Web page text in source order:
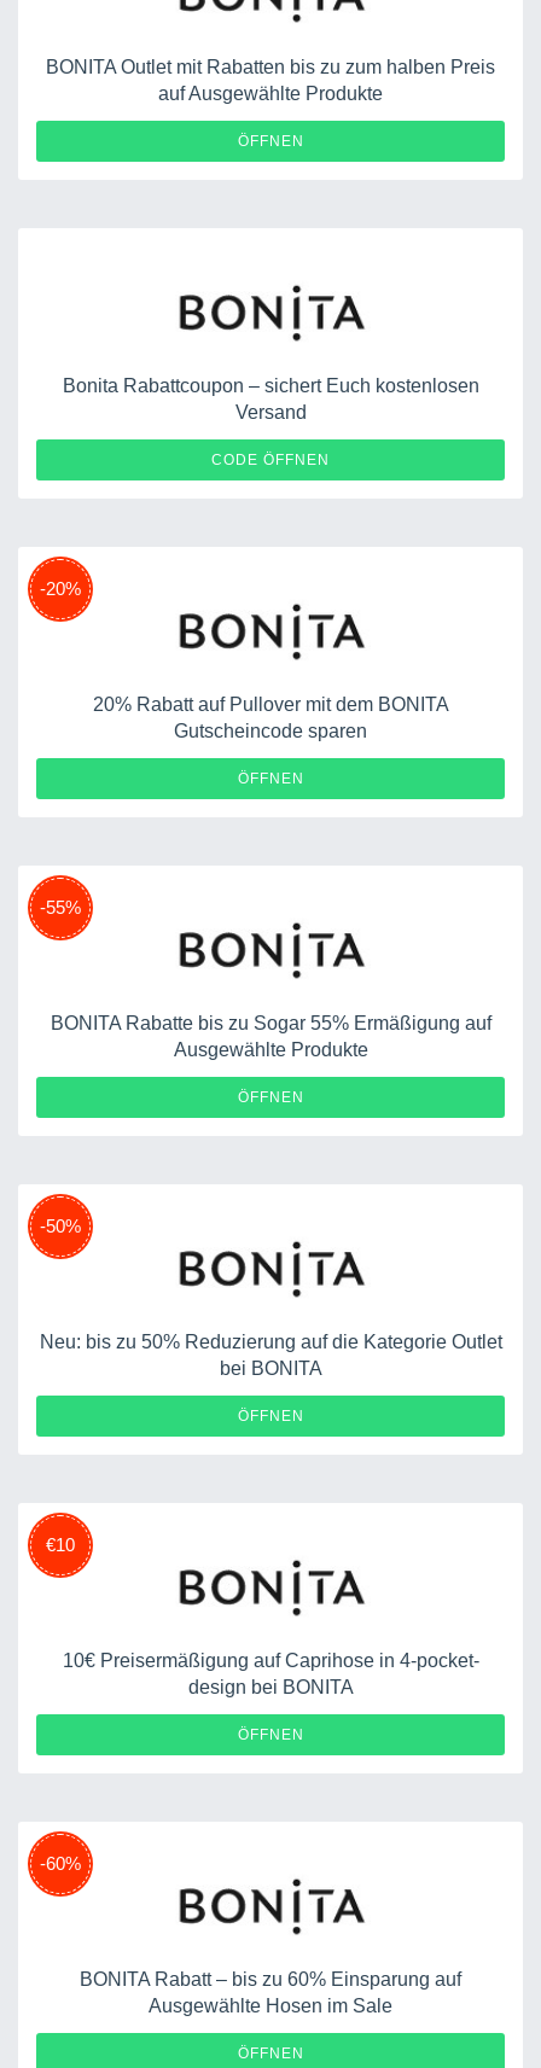
BONITA Outlet mit Rabatten bis zu zum halben Preis
auf Ausgewählte Produkte
ÖFFNEN
Bonita Rabattcoupon – sichert Euch kostenlosen
Versand
CODE ÖFFNEN
-20%
20% Rabatt auf Pullover mit dem BONITA
Gutscheincode sparen
ÖFFNEN
-55%
BONITA Rabatte bis zu Sogar 55% Ermäßigung auf
Ausgewählte Produkte
ÖFFNEN
-50%
Neu: bis zu 50% Reduzierung auf die Kategorie Outlet
bei BONITA
ÖFFNEN
€10
10€ Preisermäßigung auf Caprihose in 4-pocket-
design bei BONITA
ÖFFNEN
-60%
BONITA Rabatt – bis zu 60% Einsparung auf
Ausgewählte Hosen im Sale
ÖFFNEN